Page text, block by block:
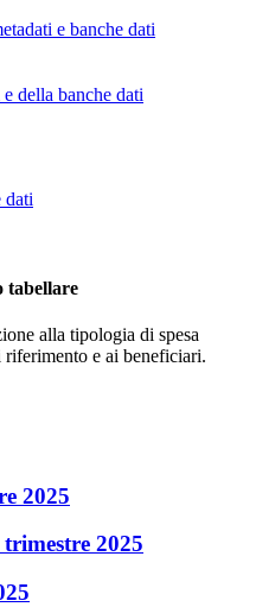
e banche dati
della banche dati
dati
tabellare
alla tipologia di spesa
riferimento e ai beneficiari.
2025
2025